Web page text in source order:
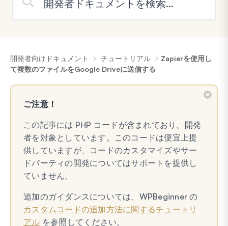
開発者向けドキュメント チュートリアル
Zapierを使用し
て複数のファイルをGoogle Driveに送信する
ご注意！
この記事には PHP コードが含まれており、開発
者を対象としています。このコードは便宜上提
供していますが、コードのカスタマイズやサー
ドパーティの開発についてはサポートを提供し
ていません。
追加のガイダンスについては、WPBeginner の
カスタムコードの追加方法に関するチュートリ
アル を参照してください。